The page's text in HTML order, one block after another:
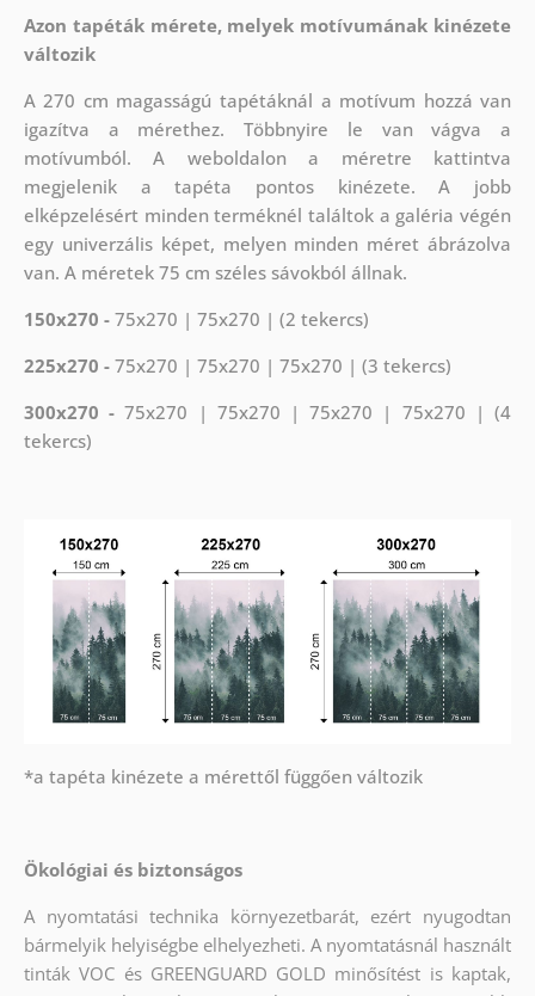
Azon tapéták mérete, melyek motívumának kinézete
változik
A 270 cm magasságú tapétáknál a motívum hozzá van
igazítva a mérethez. Többnyire le van vágva a
motívumból. A weboldalon a méretre kattintva
megjelenik a tapéta pontos kinézete. A jobb
elképzelésért minden terméknél találtok a galéria végén
egy univerzális képet, melyen minden méret ábrázolva
van. A méretek 75 cm széles sávokból állnak.
150x270 -75x270 | 75x270 | (2 tekercs)
225x270 -75x270 | 75x270 | 75x270 | (3 tekercs)
300x270 -75x270 | 75x270 | 75x270 | 75x270 | (4
tekercs)
*a tapéta kinézete a mérettől függően változik
Ökológiai és biztonságos
A nyomtatási technika környezetbarát, ezért nyugodtan
bármelyik helyiségbe elhelyezheti. A nyomtatásnál használt
tinták VOC és GREENGUARD GOLD minősítést is kaptak,